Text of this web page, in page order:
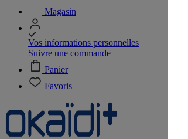
Magasin
Vos informations personnelles
Suivre une commande
Panier
Favoris